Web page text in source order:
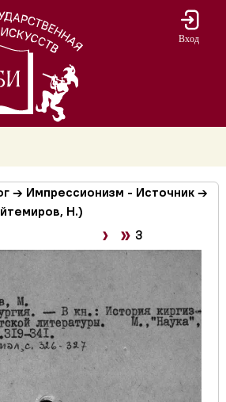
Вход
→ Импрессионизм - Источник →
Н.)
› » 3